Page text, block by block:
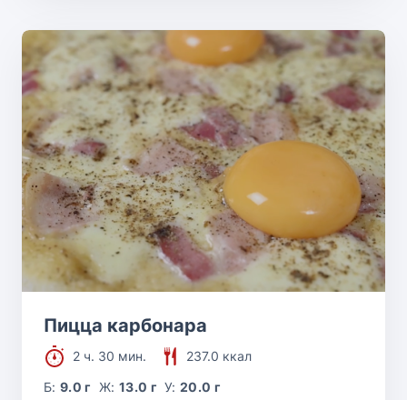
Пицца карбонара
2 ч. 30 мин.
237.0 ккал
Б:9.0 г Ж: 13.0 г У:20.0 г